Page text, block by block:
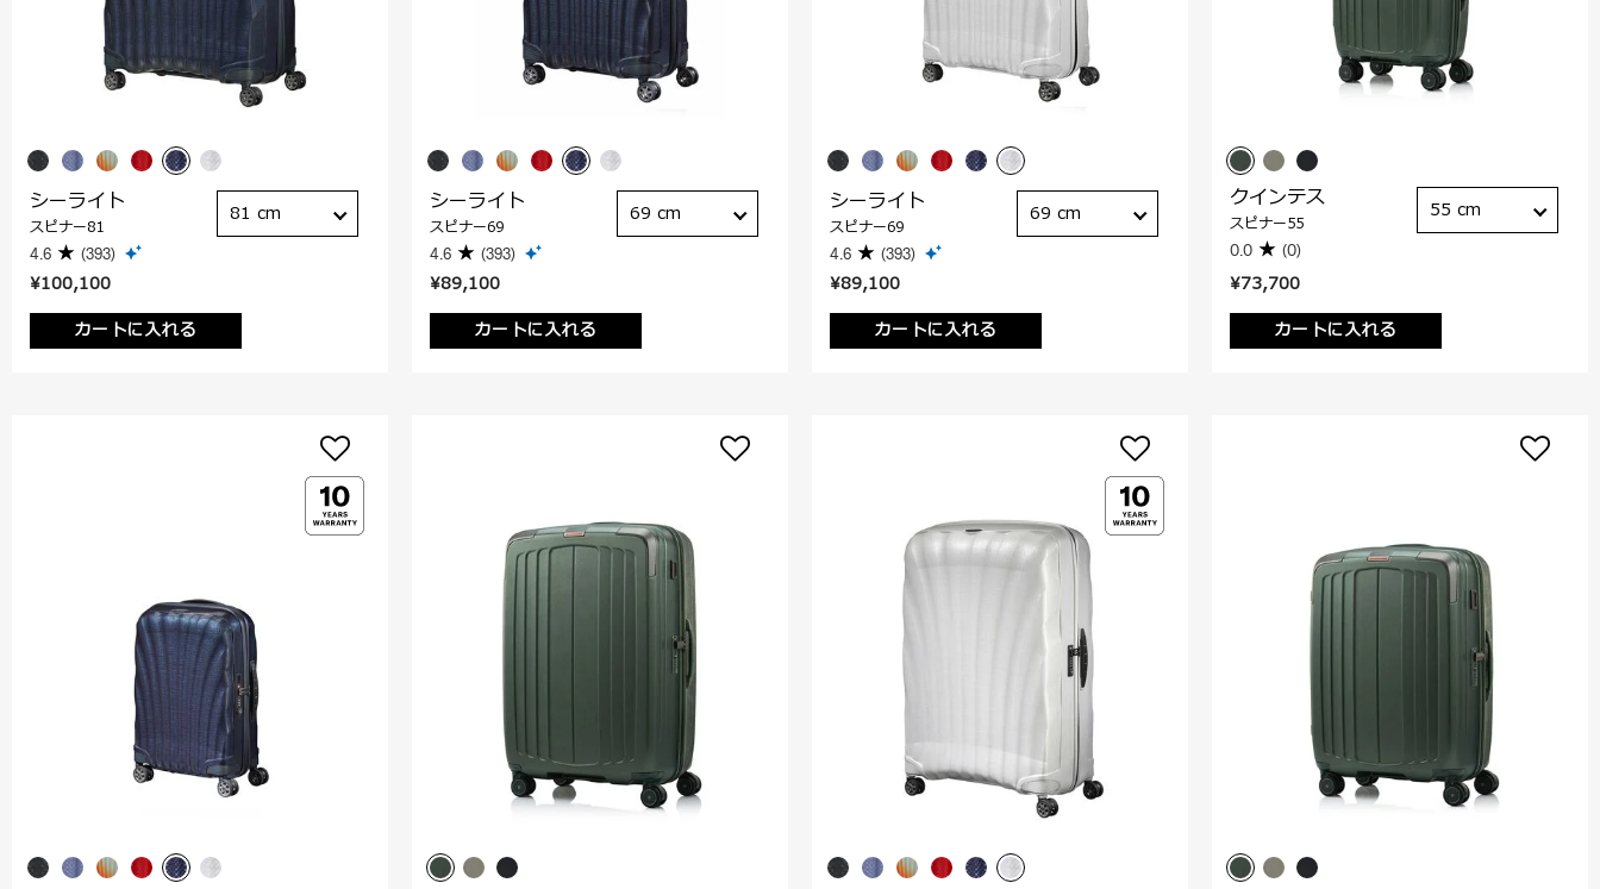
¥100,100
カートに入れる
シーライト
スピナー81
4.6 (393)
81 cm
¥89,100
カートに入れる
シーライト
スピナー69
4.6 (393)
69 cm
¥89,100
カートに入れる
シーライト
スピナー69
4.6 (393)
69 cm
¥73,700
カートに入れる
クインテス
スピナー55
0.0 (0)
55 cm